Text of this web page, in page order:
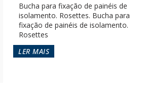
Bucha para fixação de painéis de
isolamento. Rosettes. Bucha para
fixação de painéis de isolamento.
Rosettes
LER MAIS